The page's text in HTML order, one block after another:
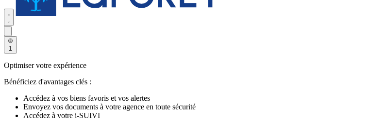
1
Optimiser votre expérience
Bénéficiez d'avantages clés :
Accédez à vos biens favoris et vos alertes
Envoyez vos documents à votre agence en toute sécurité
Accédez à votre i-SUIVI